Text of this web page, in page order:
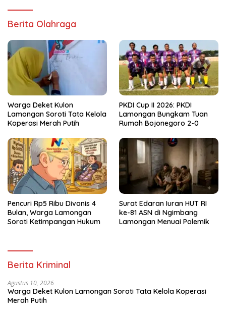
Berita Olahraga
Warga Deket Kulon
Lamongan Soroti Tata Kelola
Koperasi Merah Putih
PKDI Cup II 2026: PKDI
Lamongan Bungkam Tuan
Rumah Bojonegoro 2-0
Pencuri Rp5 Ribu Divonis 4
Bulan, Warga Lamongan
Soroti Ketimpangan Hukum
Surat Edaran Iuran HUT RI
ke-81 ASN di Ngimbang
Lamongan Menuai Polemik
Berita Kriminal
Agustus 10, 2026
Warga Deket Kulon Lamongan Soroti Tata Kelola Koperasi
Merah Putih